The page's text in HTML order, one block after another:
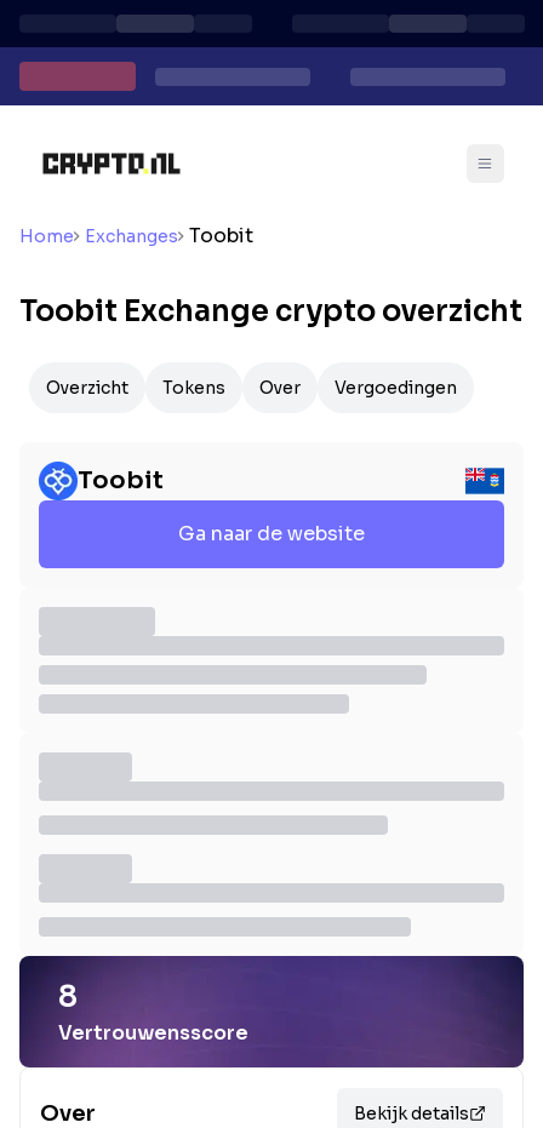
Home Exchanges Toobit
Toobit Exchange crypto overzicht
Overzicht Tokens Over Vergoedingen
Toobit
Ga naar de website
8
Vertrouwensscore
Over Bekijk details